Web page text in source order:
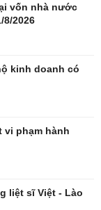
- Điện ảnh
vốn nhà nước
8/2026
kinh doanh có
vi phạm hành
liệt sĩ Việt - Lào